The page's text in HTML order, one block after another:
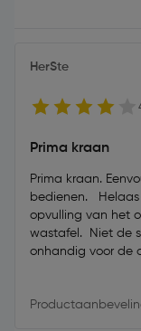
HerSte
Prima kraan
Prima kraan. Eenvoudig
bedienen.
opvulling van het
wastafel. Niet de
onhandig voor de